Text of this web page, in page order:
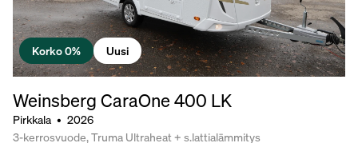
Korko 0% Uusi
Weinsberg CaraOne 400 LK
Pirkkala • 2026
3-kerrosvuode, Truma Ultraheat + s.lattialämmitys